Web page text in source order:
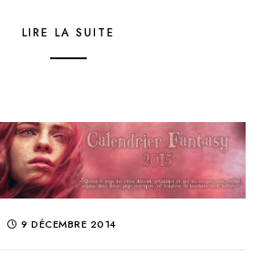
LIRE LA SUITE
9 DÉCEMBRE 2014